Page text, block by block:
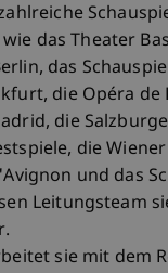
das Theater
das
die Opéra de
die
die
und das
Leitungsteam
sie mit dem